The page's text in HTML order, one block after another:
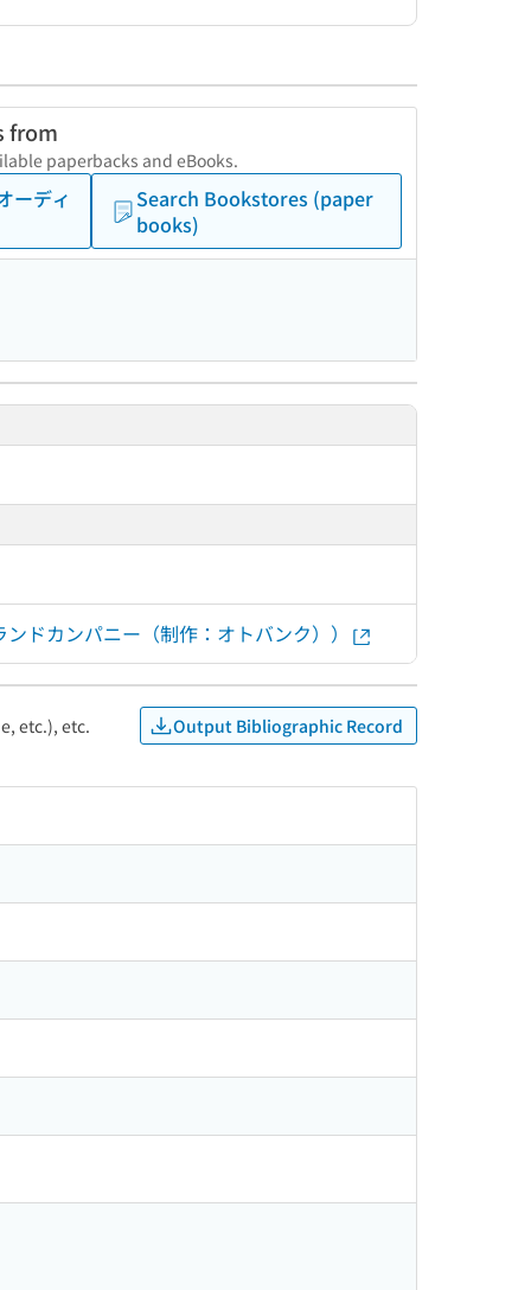
from
paperbacks and eBooks.
ーディ
Search Bookstores (paper
books)
ドカンパニー（制作：オトバンク））
etc.), etc. Output Bibliographic Record